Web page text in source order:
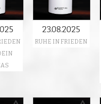
23.08.2025
RUHE IN FRIEDEN